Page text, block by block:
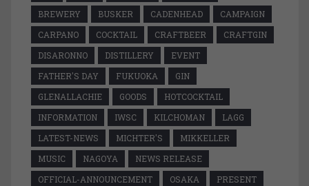
BREWERY
BUSKER CADENHEAD
CAMPAIGN
CARPANO
COCKTAIL CRAFTBEER
CRAFTGIN
DISARONNO
DISTILLERY
EVENT
FATHER'S DAY
FUKUOKA
GIN
GLENALLACHIE
GOODS
HOTCOCKTAIL
INFORMATION
IWSC KILCHOMAN
LAGG
LATEST-NEWS
MICHTER'S
MIKKELLER
MUSIC
NAGOYA
NEWS RELEASE
OFFICIAL-ANNOUNCEMENT
OSAKA
PRESENT